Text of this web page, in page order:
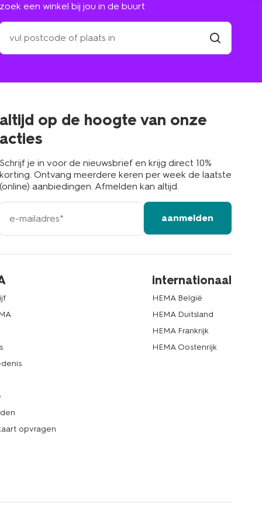
een winkel bij jou in de buurt
op de hoogte van onze
je in voor de nieuwsbrief en krijg direct 10%
Ontvang meerdere keren per week de laatste
aanbiedingen. Afmelden kan altijd.
aanmelden
opvragen
internationaal
HEMA België
HEMA Duitsland
HEMA Frankrijk
HEMA Oostenrijk